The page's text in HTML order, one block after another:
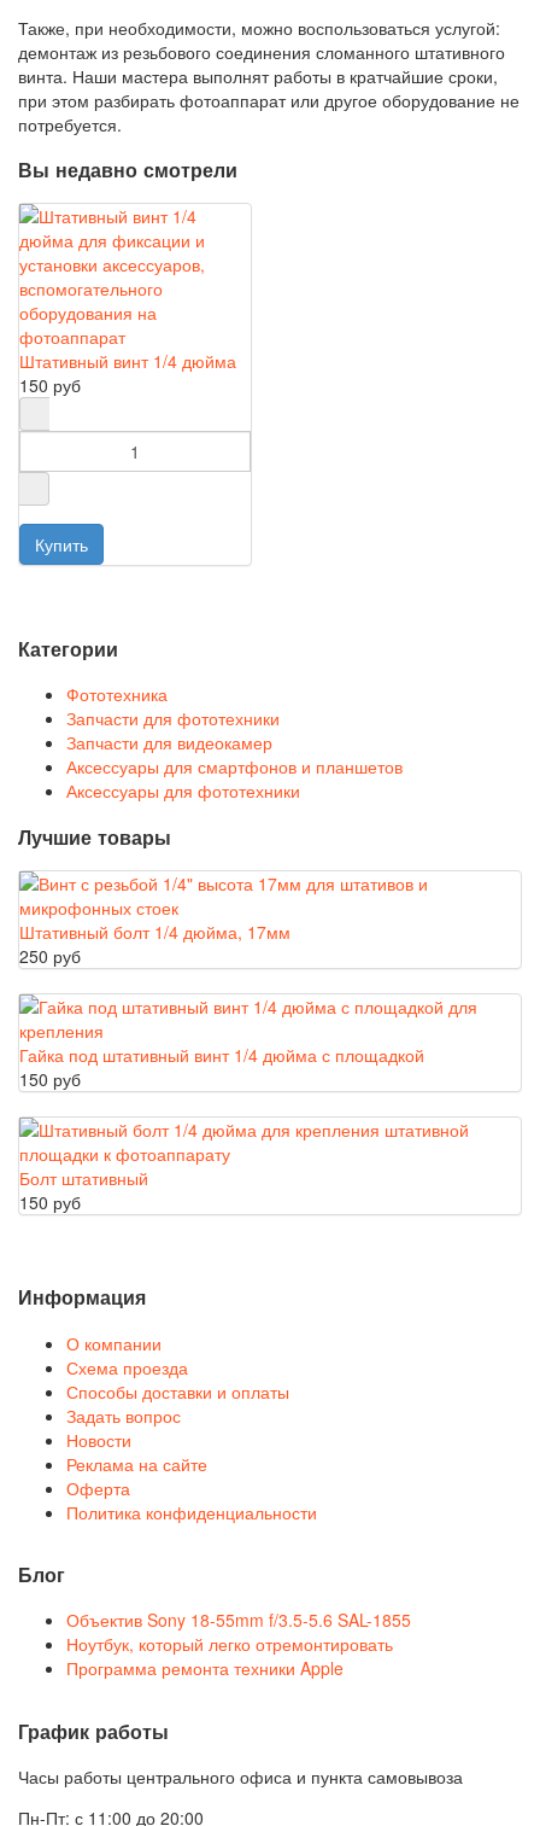
Также, при необходимости, можно воспользоваться услугой:
демонтаж из резьбового соединения сломанного штативного
винта. Наши мастера выполнят работы в кратчайшие сроки,
при этом разбирать фотоаппарат или другое оборудование не
потребуется.
Вы недавно смотрели
Штативный винт 1/4 дюйма
150 руб
Категории
Фототехника
Запчасти для фототехники
Запчасти для видеокамер
Аксессуары для смартфонов и планшетов
Аксессуары для фототехники
Лучшие товары
Штативный болт 1/4 дюйма, 17мм
250 руб
Гайка под штативный винт 1/4 дюйма с площадкой
150 руб
Болт штативный
150 руб
Информация
О компании
Схема проезда
Способы доставки и оплаты
Задать вопрос
Новости
Реклама на сайте
Оферта
Политика конфиденциальности
Блог
Объектив Sony 18-55mm f/3.5-5.6 SAL-1855
Ноутбук, который легко отремонтировать
Программа ремонта техники Apple
График работы
Часы работы центрального офиса и пункта самовывоза
Пн-Пт: с 11:00 до 20:00